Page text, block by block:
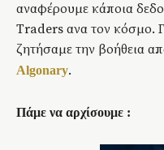
αναφέρουμε κάποια
Traders ανα τον κόσμο.
ζητήσαμε την βοήθεια
Algonary.
Πάμε να αρχίσουμε :